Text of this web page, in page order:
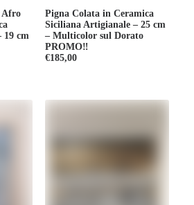
Afro
19 cm
Pigna Colata in Ceramica
Siciliana Artigianale – 25 cm
– Multicolor sul Dorato
PROMO‼️
€185,00